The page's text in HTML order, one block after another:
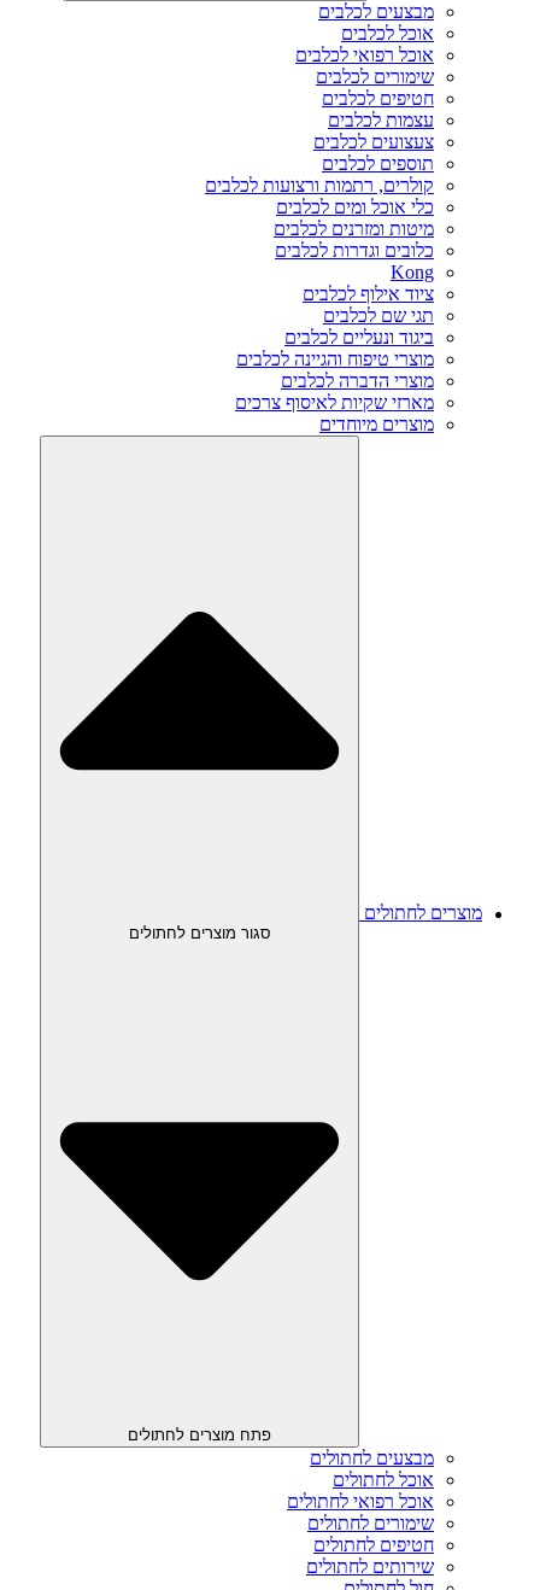
מבצעים לכלבים
אוכל לכלבים
אוכל רפואי לכלבים
שימורים לכלבים
חטיפים לכלבים
עצמות לכלבים
צעצועים לכלבים
תוספים לכלבים
קולרים, רתמות ורצועות לכלבים
כלי אוכל ומים לכלבים
מיטות ומזרנים לכלבים
כלובים וגדרות לכלבים
Kong
ציוד אילוף לכלבים
תגי שם לכלבים
ביגוד ונעליים לכלבים
מוצרי טיפוח והגיינה לכלבים
מוצרי הדברה לכלבים
מארזי שקיות לאיסוף צרכים
מוצרים מיוחדים
מוצרים לחתולים
סגור מוצרים לחתולים
פתח מוצרים לחתולים
מבצעים לחתולים
אוכל לחתולים
אוכל רפואי לחתולים
שימורים לחתולים
חטיפים לחתולים
שירותים לחתולים